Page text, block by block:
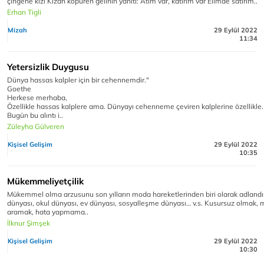
Erhan Tigli
Mizah
29 Eylül 2022
11:34
Yetersizlik Duygusu
Dünya hassas kalpler için bir cehennemdir."
Goethe
Herkese merhaba,
Özellikle hassas kalplere ama. Dünyayı cehenneme çeviren kalplerine özellikle.
Bugün bu alıntı i..
Züleyha Gülveren
Kişisel Gelişim
29 Eylül 2022
10:35
Mükemmeliyetçilik
Mükemmel olma arzusunu son yılların moda hareketlerinden biri olarak
dünyası, okul dünyası, ev dünyası, sosyalleşme dünyası… v.s. Kusursuz olmak,
aramak, hata yapmama..
İlknur Şimşek
Kişisel Gelişim
29 Eylül 2022
10:30